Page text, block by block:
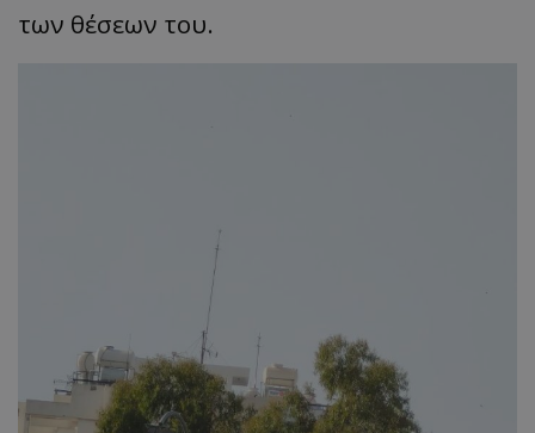
των θέσεων του.